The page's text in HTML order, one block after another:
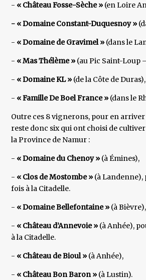
- « Château Fosse-Sèche » (en Loire
- « Domaine Constant-Duquesnoy »
- « Domaine de Gravimel » (dans le
- « Mas Thélème » (au Pic Saint-Loup
- « Domaine KL » (de la Côte de Duras),
- « Famille De Boel France » (dans le
Outre ces 8 vignerons, pour en arriver
reste donc six qui ont choisi de
la Province de Namur :
- « Domaine du Chenoy » (à Émines),
- « Clos de Mostombe » (à
fois à la Citadelle.
- « Domaine Bellefontaine » (à Bièvre),
- « Château d’Annevoie » (à Anhée),
à la Citadelle.
- « Château de Bioul » (à Anhée),
- « Château Bon Baron » (à Lustin).